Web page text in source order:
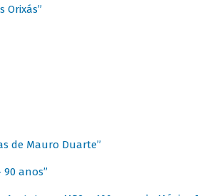
Orixás”
de Mauro Duarte”
anos”